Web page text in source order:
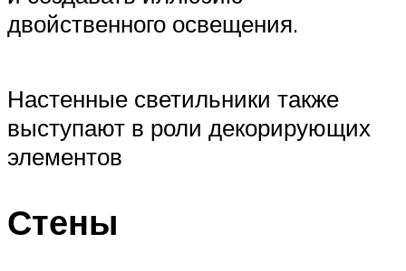
двойственного освещения.
Настенные светильники также
выступают в роли декорирующих
элементов
Стены